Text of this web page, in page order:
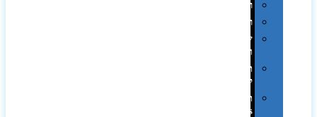
רטרו
רכב
שעונים
ומסגרות
תיקים
לכנסים
תיקי
Swiss